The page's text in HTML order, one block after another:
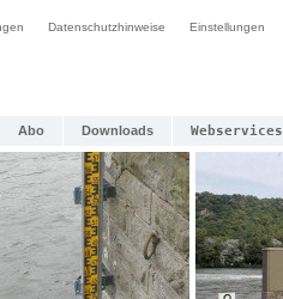
Datenschutzhinweise Einstellungen
Abo Downloads Webservices